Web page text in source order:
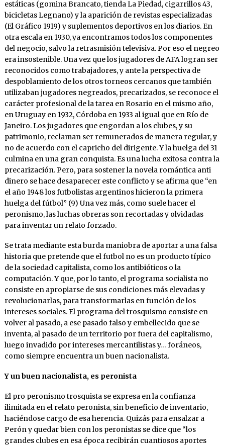
estáticas (gomina Brancato, tienda La Piedad, cigarrillos 43,
bicicletas Legnano) y la aparición de revistas especializadas
(El Gráfico 1919) y suplementos deportivos en los diarios. En
otra escala en 1930, ya encontramos todos los componentes
del negocio, salvo la retrasmisión televisiva. Por eso el negreo
era insostenible. Una vez que los jugadores de AFA logran ser
reconocidos como trabajadores, y ante la perspectiva de
despoblamiento de los otros torneos cercanos que también
utilizaban jugadores negreados, precarizados, se reconoce el
carácter profesional de la tarea en Rosario en el mismo año,
en Uruguay en 1932, Córdoba en 1933 al igual que en Río de
Janeiro. Los jugadores que engordan a los clubes, y su
patrimonio, reclaman ser remunerados de manera regular, y
no de acuerdo con el capricho del dirigente. Y la huelga del 31
culmina en una gran conquista. Es una lucha exitosa contra la
precarización. Pero, para sostener la novela romántica anti
dinero se hace desaparecer este conflicto y se afirma que “en
el año 1948 los futbolistas argentinos hicieron la primera
huelga del fútbol” (9) Una vez más, como suele hacer el
peronismo, las luchas obreras son recortadas y olvidadas
para inventar un relato forzado.
Se trata mediante esta burda maniobra de aportar a una falsa
historia que pretende que el futbol no es un producto típico
de la sociedad capitalista, como los antibióticos o la
computación. Y que, por lo tanto, el programa socialista no
consiste en apropiarse de sus condiciones más elevadas y
revolucionarlas, para transformarlas en función de los
intereses sociales. El programa del trosquismo consiste en
volver al pasado, a ese pasado falso y embellecido que se
inventa, al pasado de un territorio por fuera del capitalismo,
luego invadido por intereses mercantilistas y… foráneos,
como siempre encuentra un buen nacionalista.
Y un buen nacionalista, es peronista
El pro peronismo trosquista se expresa en la confianza
ilimitada en el relato peronista, sin beneficio de inventario,
haciéndose cargo de esa herencia. Quizás para ensalzar a
Perón y quedar bien con los peronistas se dice que “los
grandes clubes en esa época recibirán cuantiosos aportes